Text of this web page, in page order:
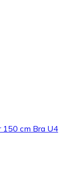
150 cm Bra U4